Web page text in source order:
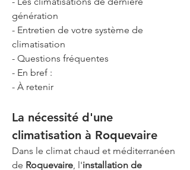
génération
- Entretien de votre système de
climatisation
- Questions fréquentes
- En bref :
- À retenir
La nécessité d'une
climatisation à Roquevaire
Dans le climat chaud et méditerranéen
de Roquevaire, l'installation de